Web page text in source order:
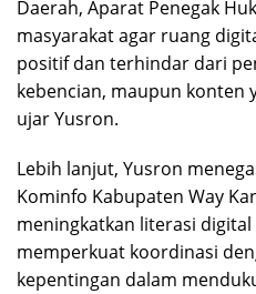
Daerah, Aparat Penegak
masyarakat agar ruang
positif dan terhindar dari
kebencian, maupun konten
ujar Yusron.
Lebih lanjut, Yusron
Kominfo Kabupaten Way
meningkatkan literasi
memperkuat koordinasi
kepentingan dalam